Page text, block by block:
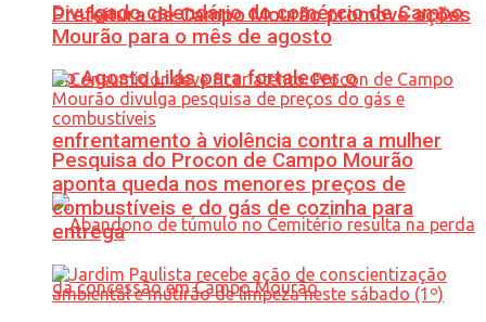
Prefeitura de Campo Mourão promove ações
do Agosto Lilás para fortalecer o
enfrentamento à violência contra a mulher
Divulgado calendário do comércio de Campo
Mourão para o mês de agosto
Pesquisa do Procon de Campo Mourão
aponta queda nos menores preços de
combustíveis e do gás de cozinha para
entrega